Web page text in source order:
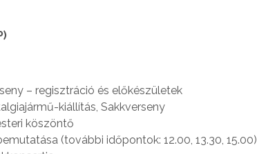
– regisztráció és előkészületek
kiállítás, Sakkverseny
köszöntő
(további időpontok: 12.00, 13.30, 15.00)